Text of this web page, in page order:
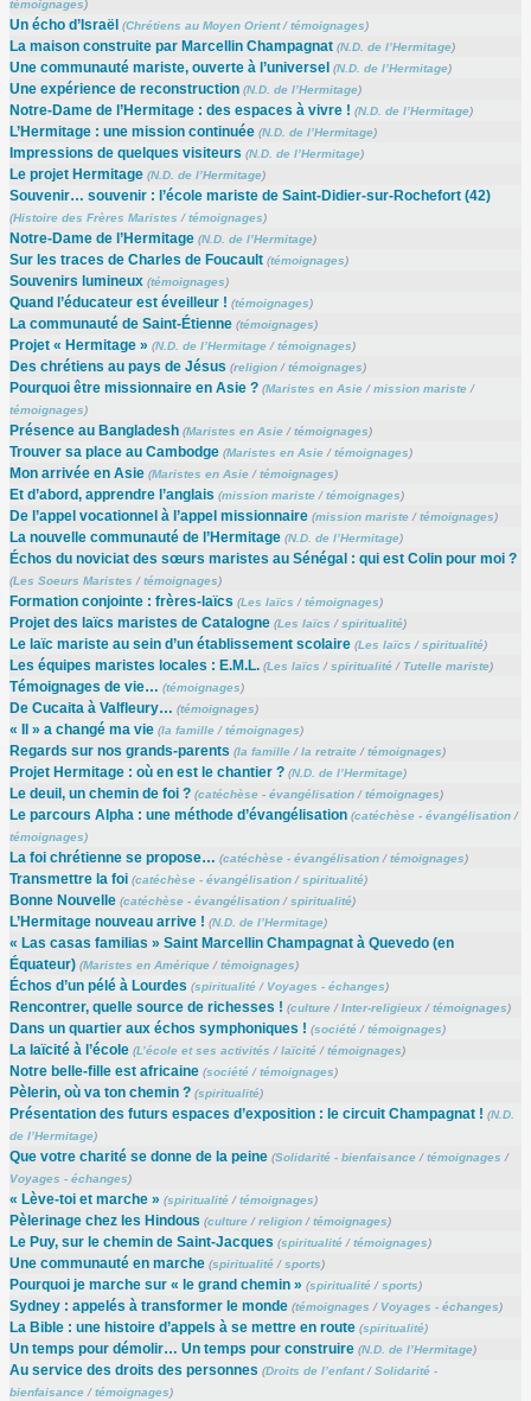
témoignages)
Un écho d’Israël (Chrétiens au Moyen Orient/témoignages)
La maison construite par Marcellin Champagnat (N.D. de l’Hermitage)
Une communauté mariste, ouverte à l’universel (N.D. de l’Hermitage)
Une expérience de reconstruction (N.D. de l’Hermitage)
Notre-Dame de l’Hermitage : des espaces à vivre ! (N.D. de l’Hermitage)
L’Hermitage : une mission continuée (N.D. de l’Hermitage)
Impressions de quelques visiteurs (N.D. de l’Hermitage)
Le projet Hermitage (N.D. de l’Hermitage)
Souvenir… souvenir : l’école mariste de Saint-Didier-sur-Rochefort (42)
(Histoire des Frères Maristes /témoignages)
Notre-Dame de l’Hermitage (N.D. de l’Hermitage)
Sur les traces de Charles de Foucault (témoignages)
Souvenirs lumineux (témoignages)
Quand l’éducateur est éveilleur ! (témoignages)
La communauté de Saint-Étienne (témoignages)
Projet « Hermitage » (N.D. de l’Hermitage/témoignages)
Des chrétiens au pays de Jésus (religion/témoignages)
Pourquoi être missionnaire en Asie ? (Maristes en Asie/mission mariste/
témoignages)
Présence au Bangladesh (Maristes en Asie/témoignages)
Trouver sa place au Cambodge (Maristes en Asie/témoignages)
Mon arrivée en Asie (Maristes en Asie/témoignages)
Et d’abord, apprendre l’anglais (mission mariste/témoignages)
De l’appel vocationnel à l’appel missionnaire (mission mariste/témoignages)
La nouvelle communauté de l’Hermitage (N.D. de l’Hermitage)
Échos du noviciat des sœurs maristes au Sénégal : qui est Colin pour moi ?
(Les Soeurs Maristes /témoignages)
Formation conjointe : frères-laïcs (Les laïcs /témoignages)
Projet des laïcs maristes de Catalogne (Les laïcs / spiritualité)
Le laïc mariste au sein d’un établissement scolaire (Les laïcs /spiritualité)
Les équipes maristes locales : E.M.L. (Les laïcs / spiritualité/ Tutelle mariste)
Témoignages de vie… (témoignages)
De Cucaita à Valfleury… (témoignages)
« Il » a changé ma vie (la famille/témoignages)
Regards sur nos grands-parents (la famille/la retraite/témoignages)
Projet Hermitage : où en est le chantier ? (N.D. de l’Hermitage)
Le deuil, un chemin de foi ? (catéchèse - évangélisation/témoignages)
Le parcours Alpha : une méthode d’évangélisation (catéchèse - évangélisation/
témoignages)
La foi chrétienne se propose… (catéchèse - évangélisation/témoignages)
Transmettre la foi (catéchèse - évangélisation/spiritualité)
Bonne Nouvelle (catéchèse - évangélisation/ spiritualité)
L’Hermitage nouveau arrive ! (N.D. de l’Hermitage)
« Las casas familias » Saint Marcellin Champagnat à Quevedo (en
Équateur) (Maristes en Amérique/témoignages)
Échos d’un pélé à Lourdes (spiritualité/ Voyages - échanges)
Rencontrer, quelle source de richesses ! (culture/Inter-religieux/témoignages)
Dans un quartier aux échos symphoniques ! (société/témoignages)
La laïcité à l’école (L’école et ses activités /laïcité/témoignages)
Notre belle-fille est africaine (société/témoignages)
Pèlerin, où va ton chemin ? (spiritualité)
Présentation des futurs espaces d’exposition : le circuit Champagnat ! (N.D.
de l’Hermitage)
Que votre charité se donne de la peine (Solidarité - bienfaisance/témoignages /
Voyages - échanges)
« Lève-toi et marche » (spiritualité/témoignages)
Pèlerinage chez les Hindous (culture/religion/témoignages)
Le Puy, sur le chemin de Saint-Jacques (spiritualité/témoignages)
Une communauté en marche (spiritualité/ sports)
Pourquoi je marche sur « le grand chemin » (spiritualité/sports)
Sydney : appelés à transformer le monde (témoignages / Voyages - échanges)
La Bible : une histoire d’appels à se mettre en route (spiritualité)
Un temps pour démolir… Un temps pour construire (N.D. de l’Hermitage)
Au service des droits des personnes (Droits de l’enfant/Solidarité -
bienfaisance/témoignages)